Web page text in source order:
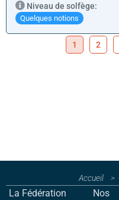
Niveau de solfège:
Quelques notions
1 2
Accueil >
La Fédération
Nos